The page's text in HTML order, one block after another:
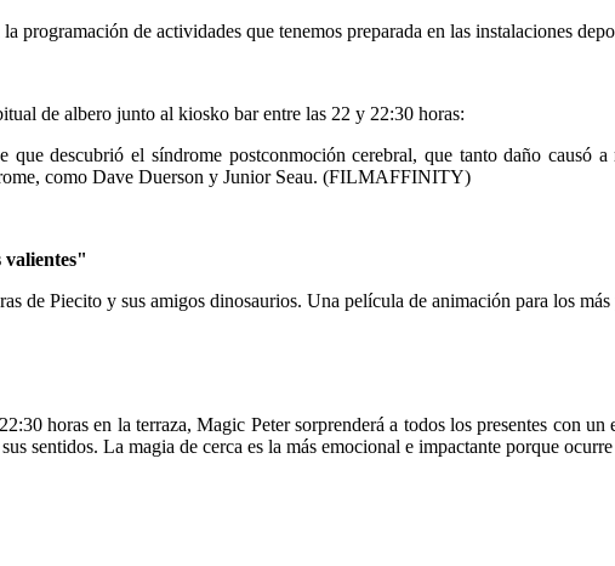
programación de actividades que tenemos preparada en las instalaciones
de albero junto al kiosko bar entre las 22 y 22:30 horas:
descubrió el síndrome postconmoción cerebral, que tanto daño causó
como Dave Duerson y Junior Seau. (FILMAFFINITY)
de Piecito y sus amigos dinosaurios. Una película de animación para los más
horas en la terraza, Magic Peter sorprenderá a todos los presentes con un
sentidos. La magia de cerca es la más emocional e impactante porque